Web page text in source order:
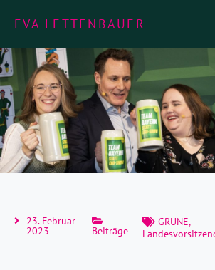
EVA LETTENBAUER
23. Februar
2023 Beiträge
GRÜNE,